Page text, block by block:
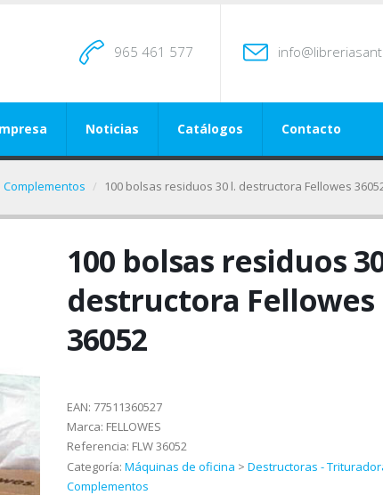
965 461 577
Noticias Catálogos Contacto
100 bolsas residuos 30 l. destructora Fellowes
100 bolsas residuos
destructora Fellowes
36052
EAN: 77511360527
Marca: FELLOWES
Referencia: FLW 36052
Categoría: Máquinas de oficina > Destructoras -
Complementos